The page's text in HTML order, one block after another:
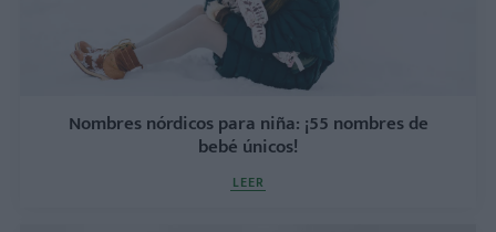
Nombres nórdicos para niña: ¡55 nombres de
bebé únicos!
LEER